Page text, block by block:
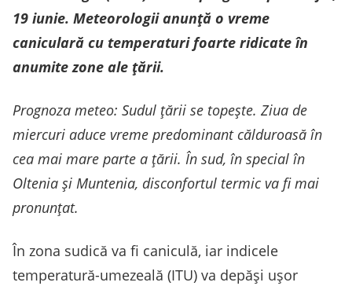
19 iunie. Meteorologii anunță o vreme
caniculară cu temperaturi foarte ridicate în
anumite zone ale țării.
Prognoza meteo: Sudul țării se topește. Ziua de
miercuri aduce vreme predominant călduroasă în
cea mai mare parte a țării. În sud, în special în
Oltenia și Muntenia, disconfortul termic va fi mai
pronunțat.
În zona sudică va fi caniculă, iar indicele
temperatură-umezeală (ITU) va depăși ușor